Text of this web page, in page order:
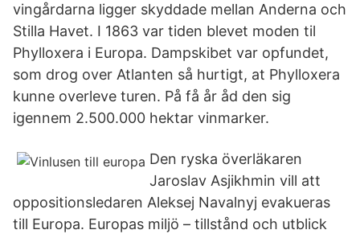
vingårdarna ligger skyddade mellan Anderna och
Stilla Havet. I 1863 var tiden blevet moden til
Phylloxera i Europa. Dampskibet var opfundet,
som drog over Atlanten så hurtigt, at Phylloxera
kunne overleve turen. På få år åd den sig
igennem 2.500.000 hektar vinmarker.
Den ryska överläkaren
Jaroslav Asjikhmin vill att
oppositionsledaren Aleksej Navalnyj evakueras
till Europa. Europas miljö – tillstånd och utblick